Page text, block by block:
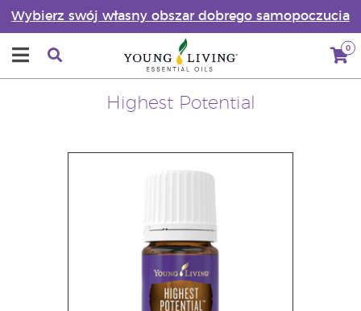
Wybierz swój własny obszar dobrego samopoczucia
0
Highest Potential